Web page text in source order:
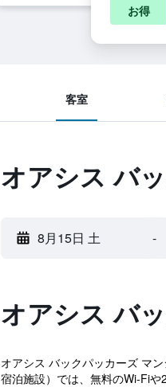
客室
オアシス バ
8月15日 土 -
オアシス バ
オアシス バックパッカーズ マ
宿泊施設）では、無料のWi-Fiや
お得